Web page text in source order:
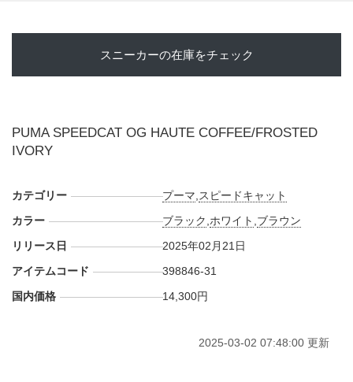
スニーカーの在庫をチェック
PUMA SPEEDCAT OG HAUTE COFFEE/FROSTED
IVORY
カテゴリー プーマ スピードキャット
カラー
ブラック ホワイト ブラウン
リリース日
2025年02月21日
アイテムコード
398846-31
国内価格
14,300円
2025-03-02 07:48:00 更新